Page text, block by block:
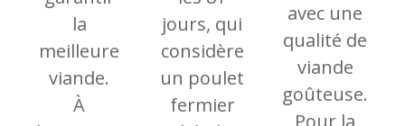
la
meilleure
viande.
À
jours, qui
considère
un poulet
fermier
avec une
qualité de
viande
goûteuse.
Pour la